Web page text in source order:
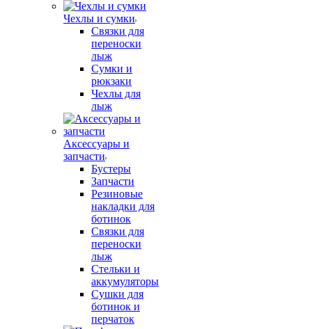
Чехлы и сумки
Связки для
переноски
лыж
Сумки и
рюкзаки
Чехлы для
лыж
Аксессуары и
запчасти
Бустеры
Запчасти
Резиновые
накладки для
ботинок
Связки для
переноски
лыж
Стельки и
аккумуляторы
Сушки для
ботинок и
перчаток